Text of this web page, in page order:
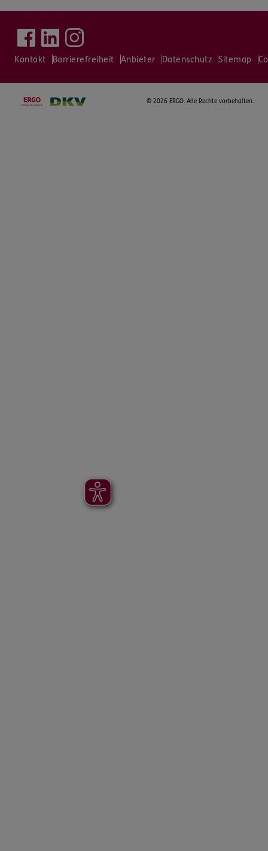
Kontakt Barrierefreiheit Anbieter Datenschutz Sitemap
© 2026 ERGO. Alle Rechte vorbehalten.